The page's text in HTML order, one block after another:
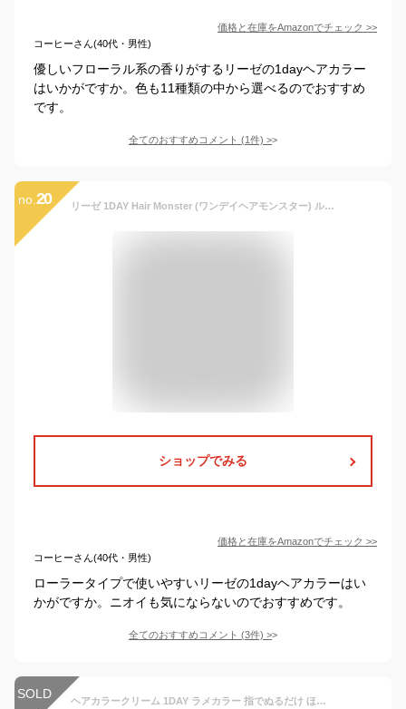
価格と在庫をAmazonでチェック >>
コーヒーさん(40代・男性)
優しいフローラル系の香りがするリーゼの1dayヘアカラー
はいかがですか。色も11種類の中から選べるのでおすすめ
です。
全てのおすすめコメント (1件) >
no. 20 リーゼ 1DAY Hair Monster (ワンデイヘアモンスター) ルージュレッド 20ml 〔 1日だけの髪印象チェンジ ・ ウォータープルーフタイプ ・ シャンプーで簡単OFF 〕 ヘアカラー フローラルの香り
ショップでみる
価格と在庫をAmazonでチェック >>
コーヒーさん(40代・男性)
ローラータイプで使いやすいリーゼの1dayヘアカラーはい
かがですか。ニオイも気にならないのでおすすめです。
全てのおすすめコメント (3件) >
SOLD ヘアカラークリーム 1DAY ラメカラー 指でぬるだけ ほんのりラメツヤ シャンプーでおちる 【 髪色チェンジ イベント 文化祭 学園祭 コスプレ ハロウィン ライブ 推し活 ワンデイ 1日だけ 部分髪染め 小学生 中学生 高校生 子供 キッズ 】